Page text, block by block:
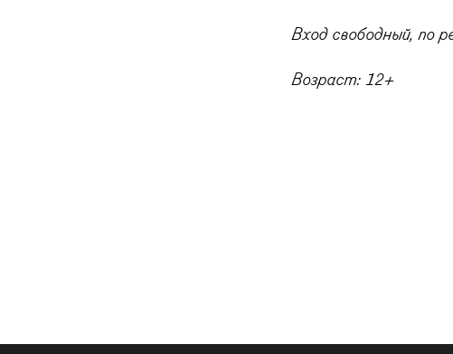
Вход свободный, по
Возраст: 12+